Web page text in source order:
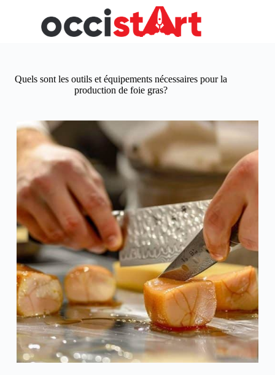
Quels sont les outils et équipements nécessaires pour la
production de foie gras?